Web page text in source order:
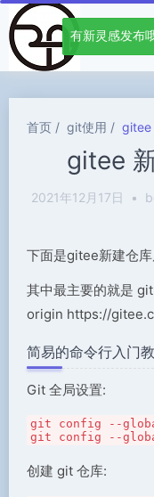
首页 git使用 gitee
gitee
2021年12月17日 •
下面是gitee新建仓
其中最主要的就是
origin https://
简易的命令行入门
Git 全局设置:
git config --
git config --
创建 git 仓库:
有新灵感发布